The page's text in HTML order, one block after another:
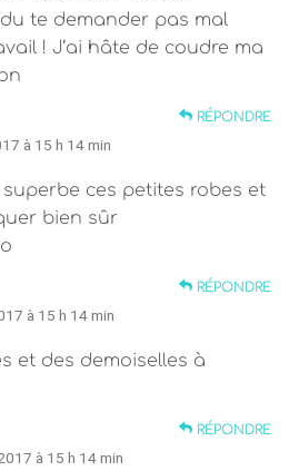
te demander pas mal
! J’ai hâte de coudre ma
RÉPONDRE
à 15 h 14 min
superbe ces petites robes et
bien sûr
RÉPONDRE
à 15 h 14 min
et des demoiselles à
RÉPONDRE
à 15 h 14 min